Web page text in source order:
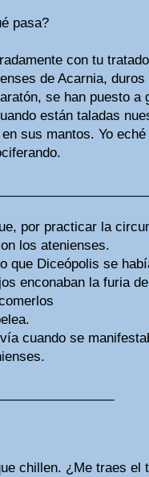
pasa?
con tu
de Acarnia,
se han puesto a
están taladas
sus mantos. Yo
por practicar la
los atenienses.
que Diceópolis se
enconaban la furia
cuando se
chillen. ¿Me traes el